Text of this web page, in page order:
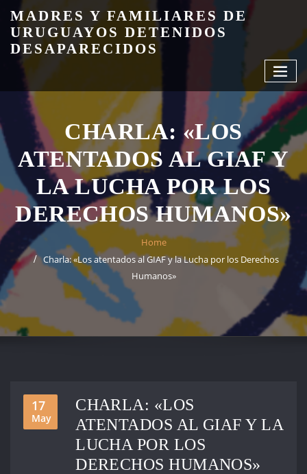
content
MADRES Y FAMILIARES DE
URUGUAYOS DETENIDOS
DESAPARECIDOS
CHARLA: «LOS
ATENTADOS AL GIAF Y
LA LUCHA POR LOS
DERECHOS HUMANOS»
Home
Charla: «Los atentados al GIAF y la Lucha por los Derechos
Humanos»
17
May
CHARLA: «LOS
ATENTADOS AL GIAF Y LA
LUCHA POR LOS
DERECHOS HUMANOS»